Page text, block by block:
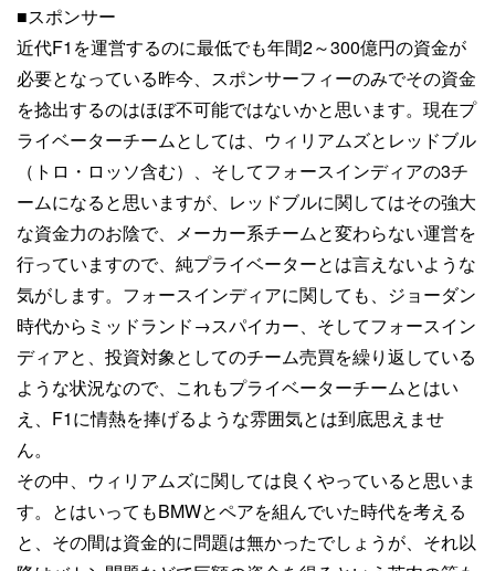
■スポンサー
近代F1を運営するのに最低でも年間2～300億円の資金が
必要となっている昨今、スポンサーフィーのみでその資金
を捻出するのはほぼ不可能ではないかと思います。現在プ
ライベーターチームとしては、ウィリアムズとレッドブル
（トロ・ロッソ含む）、そしてフォースインディアの3チ
ームになると思いますが、レッドブルに関してはその強大
な資金力のお陰で、メーカー系チームと変わらない運営を
行っていますので、純プライベーターとは言えないような
気がします。フォースインディアに関しても、ジョーダン
時代からミッドランド→スパイカー、そしてフォースイン
ディアと、投資対象としてのチーム売買を繰り返している
ような状況なので、これもプライベーターチームとはい
え、F1に情熱を捧げるような雰囲気とは到底思えませ
ん。
その中、ウィリアムズに関しては良くやっていると思いま
す。とはいってもBMWとペアを組んでいた時代を考える
と、その間は資金的に問題は無かったでしょうが、それ以